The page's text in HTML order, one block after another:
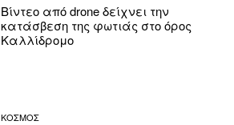
Βίντεο από drone δείχνει την
κατάσβεση της φωτιάς στο όρος
Καλλίδρομο
ΚΟΣΜΟΣ